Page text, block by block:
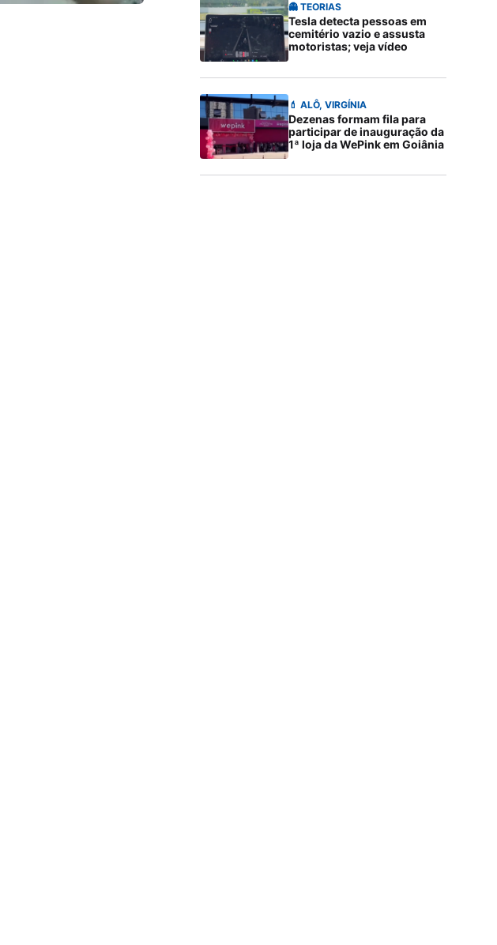
👻 TEORIAS
Tesla detecta pessoas em
cemitério vazio e assusta
motoristas; veja vídeo
💄 ALÔ, VIRGÍNIA
Dezenas formam fila para
participar de inauguração da
1ª loja da WePink em Goiânia